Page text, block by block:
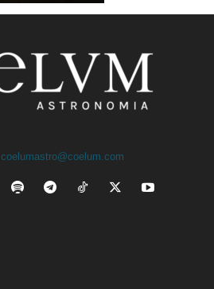
coelumastro@coelum.com